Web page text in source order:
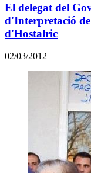
El delegat del
d'Interpretació
d'Hostalric
02/03/2012